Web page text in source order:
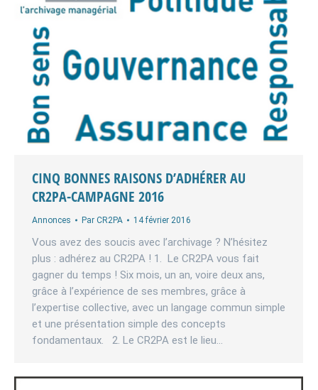
CINQ BONNES RAISONS D’ADHÉRER AU
CR2PA-CAMPAGNE 2016
Annonces Par CR2PA 14 février 2016
Vous avez des soucis avec l’archivage ? N’hésitez
plus : adhérez au CR2PA ! 1. Le CR2PA vous fait
gagner du temps ! Six mois, un an, voire deux ans,
grâce à l’expérience de ses membres, grâce à
l’expertise collective, avec un langage commun simple
et une présentation simple des concepts
fondamentaux. 2. Le CR2PA est le lieu…